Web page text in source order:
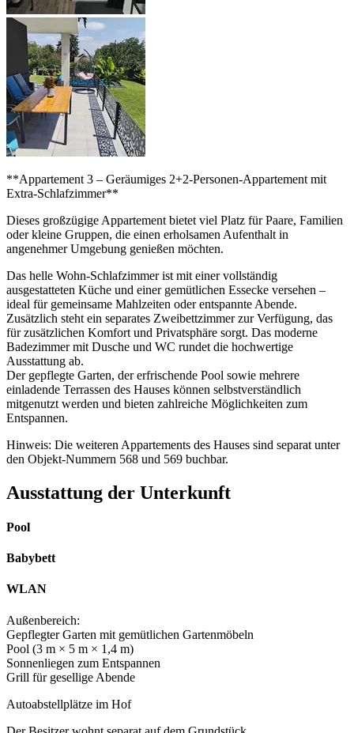
**Appartement 3 – Geräumiges 2+2-Personen-Appartement mit
Extra-Schlafzimmer**
Dieses großzügige Appartement bietet viel Platz für Paare, Familien
oder kleine Gruppen, die einen erholsamen Aufenthalt in
angenehmer Umgebung genießen möchten.
Das helle Wohn-Schlafzimmer ist mit einer vollständig
ausgestatteten Küche und einer gemütlichen Essecke versehen –
ideal für gemeinsame Mahlzeiten oder entspannte Abende.
Zusätzlich steht ein separates Zweibettzimmer zur Verfügung, das
für zusätzlichen Komfort und Privatsphäre sorgt. Das moderne
Badezimmer mit Dusche und WC rundet die hochwertige
Ausstattung ab.
Der gepflegte Garten, der erfrischende Pool sowie mehrere
einladende Terrassen des Hauses können selbstverständlich
mitgenutzt werden und bieten zahlreiche Möglichkeiten zum
Entspannen.
Hinweis: Die weiteren Appartements des Hauses sind separat unter
den Objekt-Nummern 568 und 569 buchbar.
Ausstattung der Unterkunft
Pool
Babybett
WLAN
Außenbereich:
Gepflegter Garten mit gemütlichen Gartenmöbeln
Pool (3 m × 5 m × 1,4 m)
Sonnenliegen zum Entspannen
Grill für gesellige Abende
Autoabstellplätze im Hof